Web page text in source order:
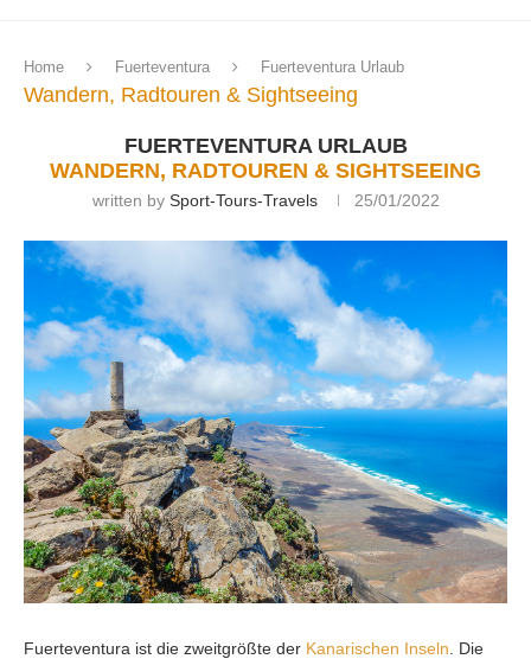
Home Fuerteventura Fuerteventura Urlaub
Wandern, Radtouren & Sightseeing
FUERTEVENTURA URLAUB
WANDERN, RADTOUREN & SIGHTSEEING
written by Sport-Tours-Travels 25/01/2022
Fuerteventura ist die zweitgrößte der Kanarischen Inseln . Die